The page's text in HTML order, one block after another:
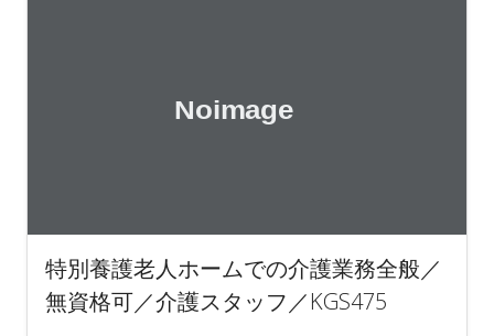
特別養護老人ホームでの介護業務全般／
無資格可／介護スタッフ／KGS475